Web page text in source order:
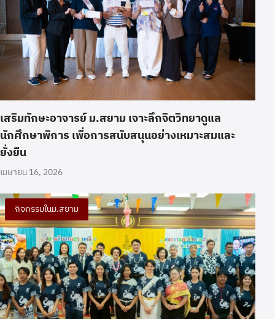
เสริมทักษะอาจารย์ ม.สยาม เจาะลึกจิตวิทยาดูแล
นักศึกษาพิการ เพื่อการสนับสนุนอย่างเหมาะสมและ
ยั่งยืน
เมษายน 16, 2026
กิจกรรมในม.สยาม